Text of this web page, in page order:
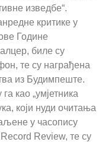
изведбе“.
критике у
Године
биле су
те су награђена
из Будимпеште.
као „умјетника
који нуди очитања
у часопису
Review, те су